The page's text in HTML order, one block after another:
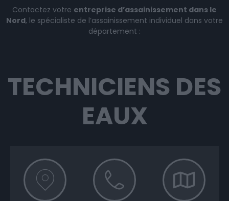
Contactez votre entreprise d’assainissement dans le
Nord, le spécialiste de l’assainissement individuel dans votre
département :
TECHNICIENS DES
EAUX